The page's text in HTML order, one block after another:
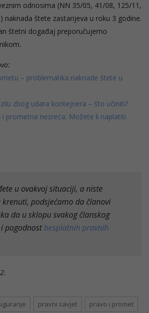
odnosima (NN 35/05, 41/08, 125/11,
naknada štete zastarijeva u roku 3 godine.
štetni događaj preporučujemo
– problematika naknade štete u
zbog udara kontejnera – što učiniti?
prometna nesreća: Možete li naplatiti
u ovakvoj situaciji, a niste
podsjećamo da članovi
da u sklopu svakog članskog
pogodnostbesplatnih pravnih
pravni savjet pravo i promet